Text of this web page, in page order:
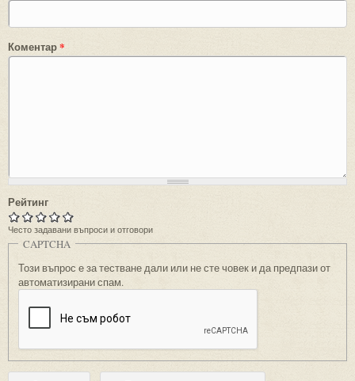
Коментар*
Рейтинг
Често задавани въпроси и отговори
CAPTCHA
Този въпрос е за тестване дали или не сте човек и да предпази от
автоматизирани спам.